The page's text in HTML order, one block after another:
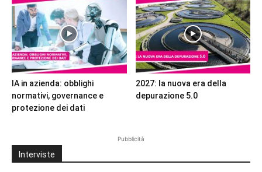
IA in azienda: obblighi
normativi, governance e
protezione dei dati
2027: la nuova era della
depurazione 5.0
Pubblicità
Interviste